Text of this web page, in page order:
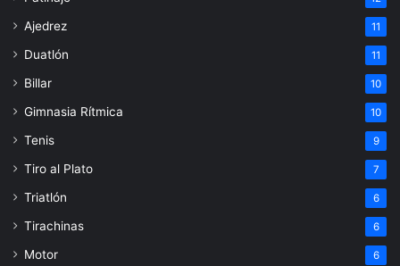
Ajedrez 11
Duatlón 11
Billar 10
Gimnasia Rítmica 10
Tenis 9
Tiro al Plato 7
Triatlón 6
Tirachinas 6
Motor 6